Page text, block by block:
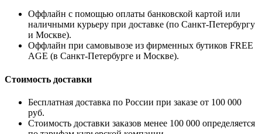
Оффлайн с помощью оплаты банковской картой или
наличными курьеру при доставке (по Санкт-Петербургу
и Москве).
Оффлайн при самовывозе из фирменных бутиков FREE
AGE (в Санкт-Петербурге и Москве).
Стоимость доставки
Бесплатная доставка по России при заказе от 100 000
руб.
Стоимость доставки заказов менее 100 000 определяется